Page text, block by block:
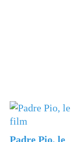
Padre Pio, le